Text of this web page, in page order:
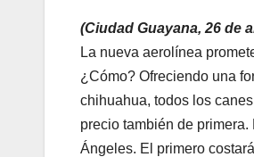
(Ciudad Guayana, 26 de
La nueva aerolínea
¿Cómo? Ofreciendo una
chihuahua, todos los
precio también de
Ángeles. El primero